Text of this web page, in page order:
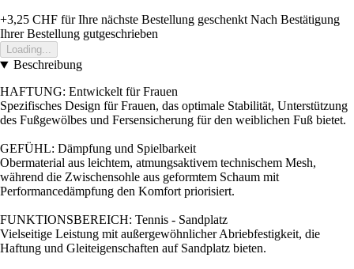
+3,25 CHF für Ihre nächste Bestellung geschenkt Nach Bestätigung
Ihrer Bestellung gutgeschrieben
Loading...
Beschreibung
HAFTUNG: Entwickelt für Frauen
Spezifisches Design für Frauen, das optimale Stabilität, Unterstützung
des Fußgewölbes und Fersensicherung für den weiblichen Fuß bietet.
GEFÜHL: Dämpfung und Spielbarkeit
Obermaterial aus leichtem, atmungsaktivem technischem Mesh,
während die Zwischensohle aus geformtem Schaum mit
Performancedämpfung den Komfort priorisiert.
FUNKTIONSBEREICH: Tennis - Sandplatz
Vielseitige Leistung mit außergewöhnlicher Abriebfestigkeit, die
Haftung und Gleiteigenschaften auf Sandplatz bieten.